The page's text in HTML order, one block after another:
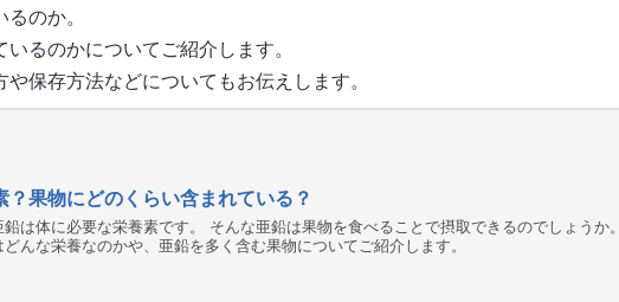
のか。
るのかについてご紹介します。
保存方法などについてもお伝えします。
果物にどのくらい含まれている？
は体に必要な栄養素です。 そんな亜鉛は果物を食べることで摂取できるのでしょうか。 そこ
んな栄養なのかや、亜鉛を多く含む果物についてご紹介します。